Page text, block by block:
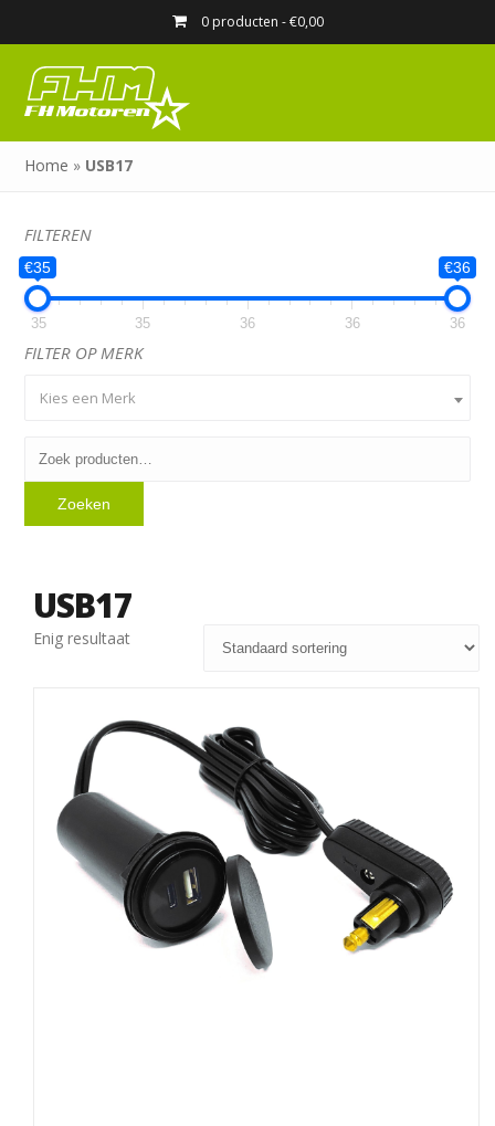
0 producten -€0,00
Home » USB17
FILTEREN
€35 €36
35 35 36 36 36
FILTER OP MERK
Kies een Merk
Zoeken
naar:
Zoeken
USB17
Enig resultaat